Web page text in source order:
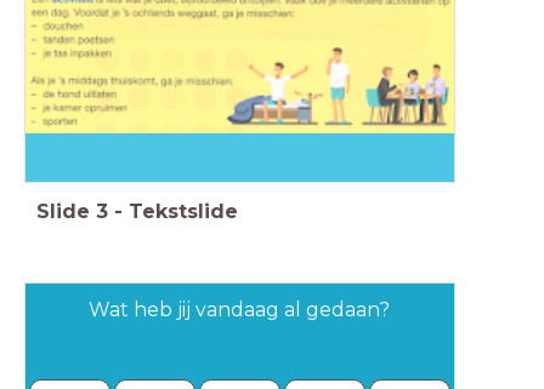
Slide 3 - Tekstslide
Wat heb jij vandaag al gedaan?